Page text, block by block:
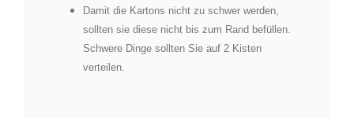
Damit die Kartons nicht zu schwer werden,
sollten sie diese nicht bis zum Rand befüllen.
Schwere Dinge sollten Sie auf 2 Kisten
verteilen.